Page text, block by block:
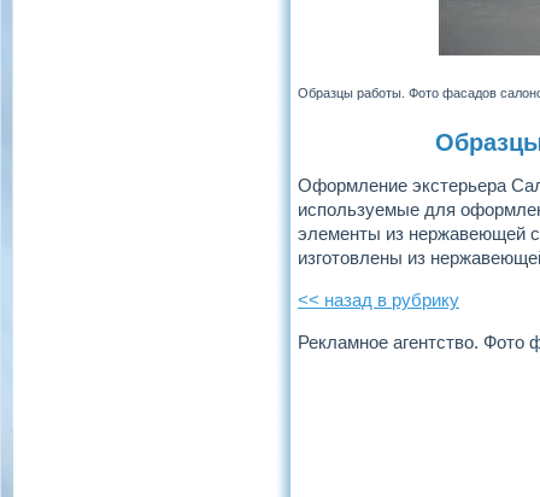
Образцы работы. Фото фасадов
Оформление экстерьера
используемые для
элементы из нержавеющей
изготовлены из
<< назад в рубрику
Рекламное агентство. Фото